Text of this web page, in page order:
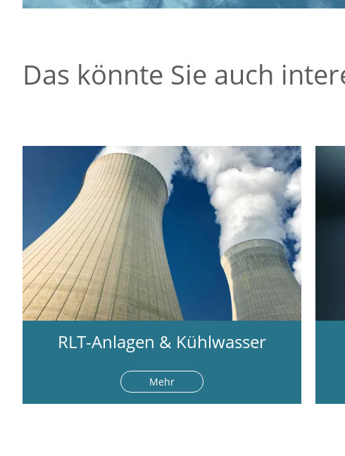
Das könnte Sie auch
RLT-Anlagen & Kühlwasser
Mehr